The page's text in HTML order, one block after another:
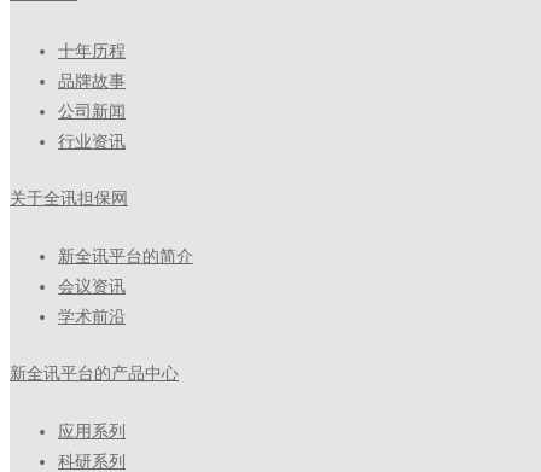
十年历程
品牌故事
公司新闻
行业资讯
关于全讯担保网
新全讯平台的简介
会议资讯
学术前沿
新全讯平台的产品中心
应用系列
科研系列